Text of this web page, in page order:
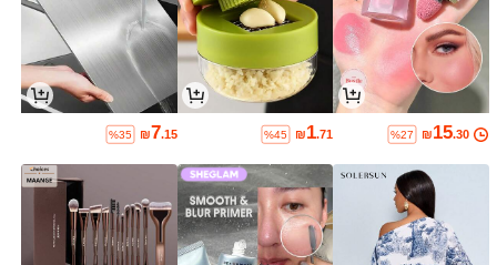
₪15.30
%27
₪1.71
%45
₪7.15
%35